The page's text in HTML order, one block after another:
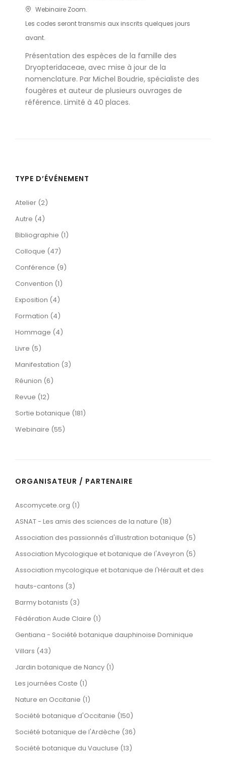
Webinaire Zoom.
Les codes seront transmis aux inscrits quelques jours
avant.
Présentation des espèces de la famille des
Dryopteridaceae, avec mise à jour de la
nomenclature. Par Michel Boudrie, spécialiste des
fougères et auteur de plusieurs ouvrages de
référence. Limité à 40 places.
TYPE D’ÉVÉNEMENT
Atelier (2)
Autre (4)
Bibliographie (1)
Colloque (47)
Conférence (9)
Convention (1)
Exposition (4)
Formation (4)
Hommage (4)
Livre (5)
Manifestation (3)
Réunion (6)
Revue (12)
Sortie botanique (181)
Webinaire (55)
ORGANISATEUR / PARTENAIRE
Ascomycete.org (1)
ASNAT - Les amis des sciences de la nature (18)
Association des passionnés d'illustration botanique (5)
Association Mycologique et botanique de l'Aveyron (5)
Association mycologique et botanique de l'Hérault et des
hauts-cantons (3)
Barmy botanists (3)
Fédération Aude Claire (1)
Gentiana - Société botanique dauphinoise Dominique
Villars (43)
Jardin botanique de Nancy (1)
Les journées Coste (1)
Nature en Occitanie (1)
Société botanique d'Occitanie (150)
Société botanique de l'Ardèche (36)
Société botanique du Vaucluse (13)